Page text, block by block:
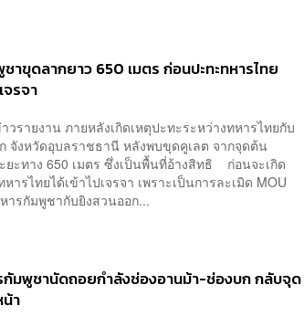
าขุดลากยาว 650 เมตร ก่อนปะทะทหารไทย
รจา
รายงาน ภายหลังเกิดเหตุปะทะระหว่างทหารไทยกับ
จังหวัดอุบลราชธานี หลังพบขุดคูเลต จากจุดต้น
ะทาง 650 เมตร ซึ่งเป็นพื้นที่อ้างสิทธิ ก่อนจะเกิด
ารไทยได้เข้าไปเจรจา เพราะเป็นการละเมิด MOU
ารกัมพูชากับยิงสวนออก...
มพูชานัดถอยกำลังช่องอานม้า-ช่องบก กลับจุด
า